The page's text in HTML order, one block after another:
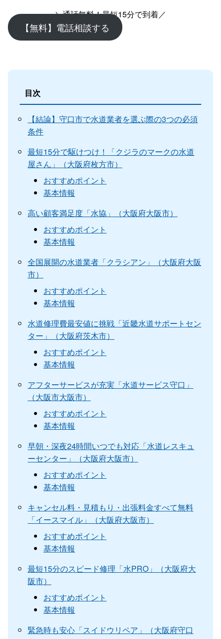
＼通話無料！最短15分で到着／
【無料】電話相談する
目次
【結論】守口市で水道業者を選ぶ際の3つの必須
条件
最短15分で駆けつけ！「クジラのマークの水道
屋さん」（大阪府枚方市）
おすすめポイント
基本情報
高い顧客満足度「水協」（大阪府大阪市）
おすすめポイント
基本情報
全国展開の水道業者「クラシアン」（大阪府大阪
市）
おすすめポイント
基本情報
水道修理費最安値に挑戦「近畿水道サポートセン
ター」（大阪府茨木市）
おすすめポイント
基本情報
アフターサービスが充実「水道サービス守口」
（大阪市大阪市）
おすすめポイント
基本情報
早朝・深夜24時間いつでも対応「水道レスキュ
ーセンター」（大阪府大阪市）
おすすめポイント
基本情報
キャンセル料・見積もり・出張料金すべて無料
「イースマイル」（大阪府大阪市）
おすすめポイント
基本情報
最短15分のスピード修理「水PRO」（大阪府大
阪市）
おすすめポイント
基本情報
緊急時も安心「スイドウリペア」（大阪府守口